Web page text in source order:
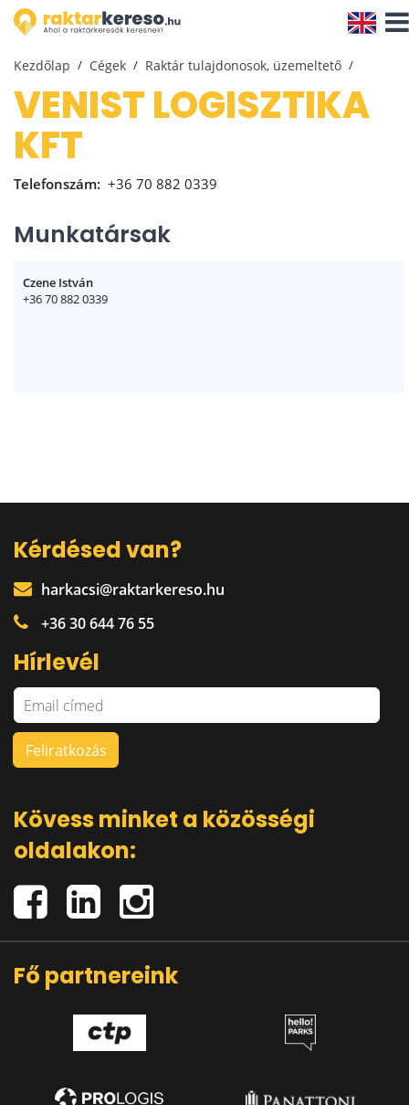
Kezdőlap Cégek Raktár tulajdonosok, üzemeltető
VENIST LOGISZTIKA
KFT
Telefonszám: +36 70 882 0339
Munkatársak
Czene István
+36 70 882 0339
Kérdésed van?
harkacsi@raktarkereso.hu
+36 30 644 76 55
Hírlevél
Kövess minket a közösségi
oldalakon:
Fő partnereink